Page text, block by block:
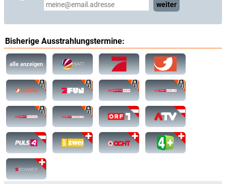
weiter
Bisherige Ausstrahlungstermine:
alle anzeigen